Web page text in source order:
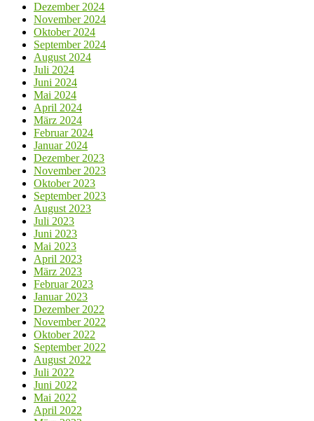
Dezember 2024
November 2024
Oktober 2024
September 2024
August 2024
Juli 2024
Juni 2024
Mai 2024
April 2024
März 2024
Februar 2024
Januar 2024
Dezember 2023
November 2023
Oktober 2023
September 2023
August 2023
Juli 2023
Juni 2023
Mai 2023
April 2023
März 2023
Februar 2023
Januar 2023
Dezember 2022
November 2022
Oktober 2022
September 2022
August 2022
Juli 2022
Juni 2022
Mai 2022
April 2022